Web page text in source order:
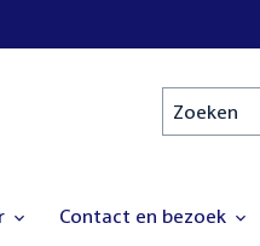
Zoeken
Contact en bezoek